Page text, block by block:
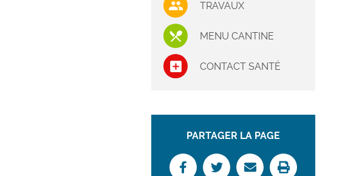
TRAVAUX
MENU CANTINE
CONTACT SANTÉ
PARTAGER LA PAGE